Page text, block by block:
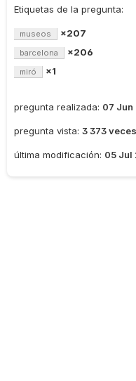
Etiquetas de la pregunta:
museos ×207
barcelona ×206
miró ×1
pregunta realizada: 07 Jun
pregunta vista: 3 373 veces
última modificación: 05 Jul